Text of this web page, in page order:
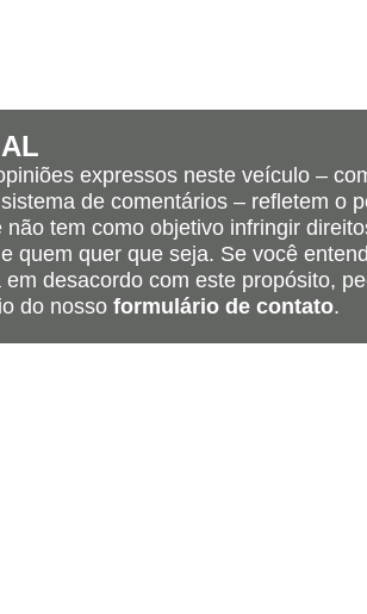
expressos neste veículo –
de comentários – refletem o
não tem como objetivo infringir
quem quer que seja. Se você
em desacordo com este propósito,
do nosso formulário de contato.